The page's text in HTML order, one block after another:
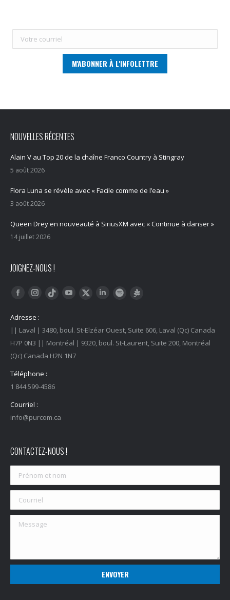
NOUVELLES RÉCENTES
Alain V au Top 20 de la chaîne Franco Country à Stingray
5 août 2026
Flora Luna se révèle avec « Facile comme de l’eau »
3 août 2026
Queen Drey en nouveauté à SiriusXM avec « Continue à danser »
14 juillet 2026
JOIGNEZ-NOUS !
Trouvez nous sur :
FacebookInstagram
Tiktok YouTubeTwitter LinkedInSpotify
Adresse :
|| Laval | 3480, boul. St-Elzéar Ouest, Suite 606, Laval (Qc) Canada
H7P 0N3 || Montréal | 9320, boul. St-Laurent, Suite 200, Montréal
(Qc) Canada H2N 1N7
Téléphone :
1 844 599-4586
Courriel :
info@purcom.ca
CONTACTEZ-NOUS !